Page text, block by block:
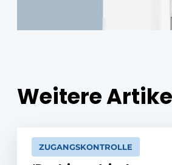
Weitere
ZUGANGSKONTROLLE